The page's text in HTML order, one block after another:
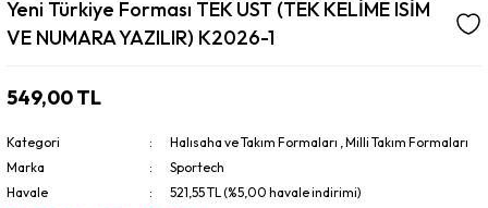
Yeni Türkiye Forması TEK ÜST (TEK KELİME ISİM
VE NUMARA YAZILIR) K2026-1
549,00 TL
Kategori Halısaha ve Takım Formaları ,Milli Takım Formaları
Marka
Sportech
Havale
521,55 TL (%5,00 havale indirimi)